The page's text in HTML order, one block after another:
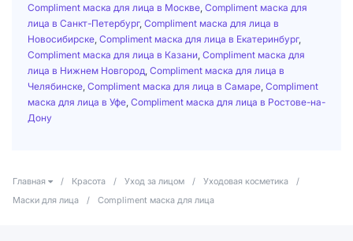
Compliment маска для лица в Москве Compliment маска для
лица в Санкт-Петербург, Compliment маска для лица в
Новосибирске Compliment маска для лица в Екатеринбург,
Compliment маска для лица в Казани Compliment маска для
лица в Нижнем Новгород Compliment маска для лица в
Челябинске Compliment маска для лица в Самаре Compliment
маска для лица в Уфе Compliment маска для лица в Ростове-на-
Дону
Главная / Красота / Уход за лицом / Уходовая косметика
/
Маски для лица
/ Compliment маска для лица